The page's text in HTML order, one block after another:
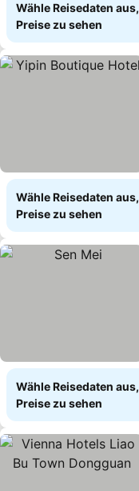
Wähle Reisedaten
Preise zu sehen
Wähle Reisedaten
Preise zu sehen
Wähle Reisedaten
Preise zu sehen